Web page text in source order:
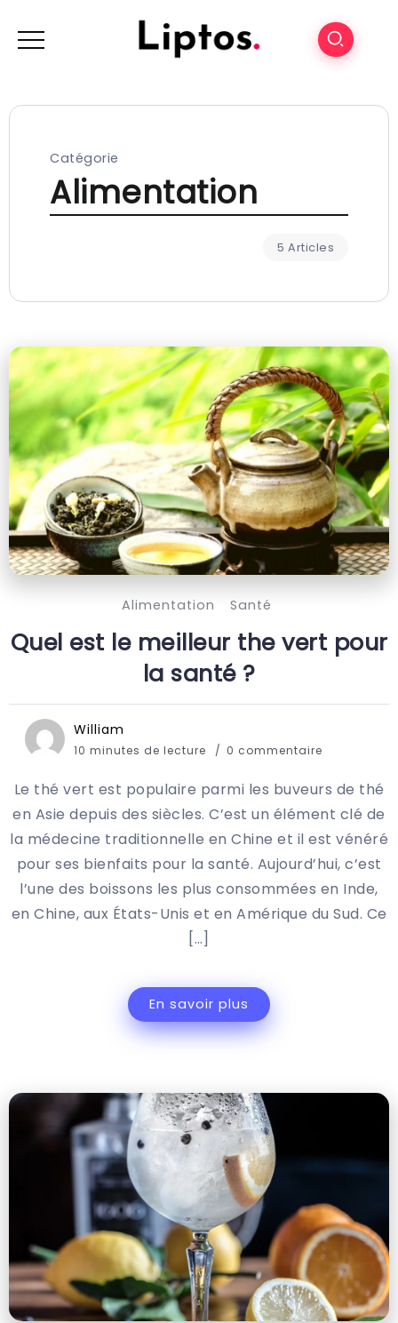
Catégorie
Alimentation
5 Articles
Alimentation Santé
Quel est le meilleur the vert pour
la santé ?
William
10 minutes de lecture 0 commentaire
Le thé vert est populaire parmi les buveurs de thé
en Asie depuis des siècles. C’est un élément clé de
la médecine traditionnelle en Chine et il est vénéré
pour ses bienfaits pour la santé. Aujourd’hui, c’est
l’une des boissons les plus consommées en Inde,
en Chine, aux États-Unis et en Amérique du Sud. Ce
[…]
En savoir plus